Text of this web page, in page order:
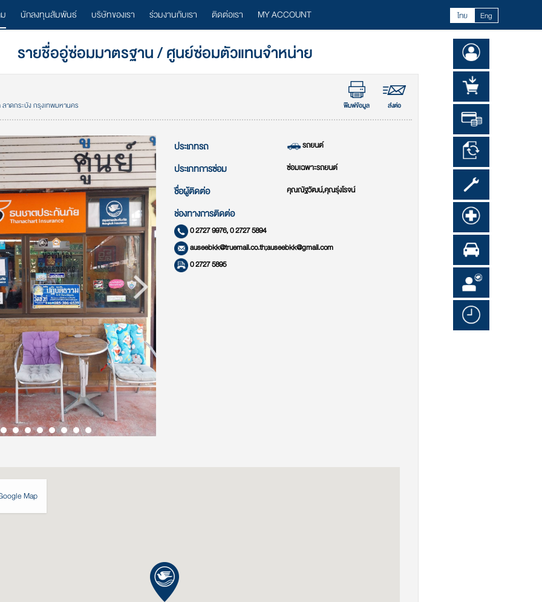
นักลงทุนสัมพันธ์ บริษัทของเรา ร่วมงานกับเรา ติดต่อเรา MY ACCOUNT ไทย Eng
รายชื่ออู่ซ่อมมาตรฐาน / ศูนย์ซ่อมตัวแทนจำหน่าย
ลาดกระบัง กรุงเทพมหานคร พิมพ์ข้อมูล ส่งต่อ
ประเภทรถ รถยนต์
ประเภทการซ่อม ซ่อมเฉพาะรถยนต์
ชื่อผู้ติดต่อ คุณณัฐวัฒน์,คุณรุ่งโรจน์
ช่องทางการติดต่อ
0 2727 9976, 0 2727 5894
auseebkk@truemail.co.th;auseebkk@gmail.com
0 2727 5895
Map